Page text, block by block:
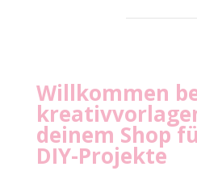
Willkommen
deinem Shop
DIY-Projekte